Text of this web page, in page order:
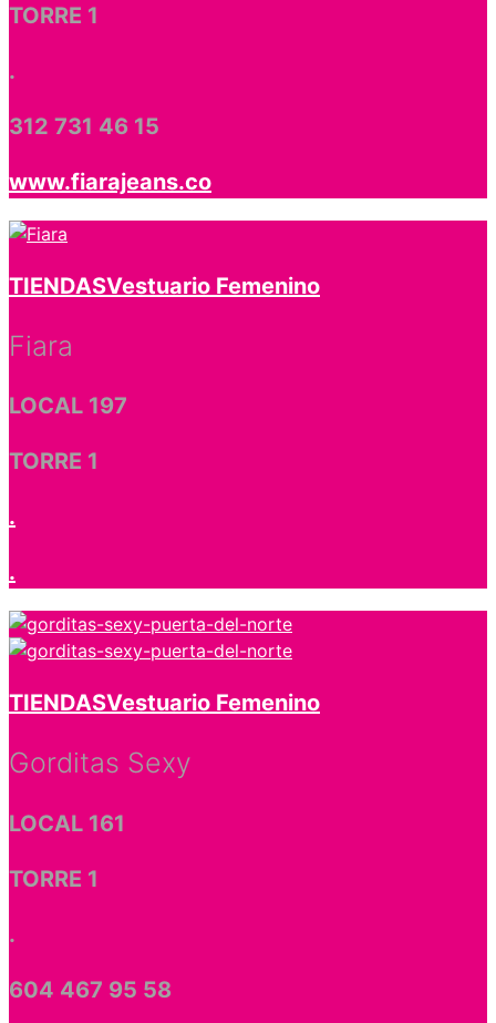
TORRE 1
.
312 731 46 15
www.fiarajeans.co
TIENDASVestuario Femenino
Fiara
LOCAL 197
TORRE 1
.
.
TIENDASVestuario Femenino
Gorditas Sexy
LOCAL 161
TORRE 1
.
604 467 95 58